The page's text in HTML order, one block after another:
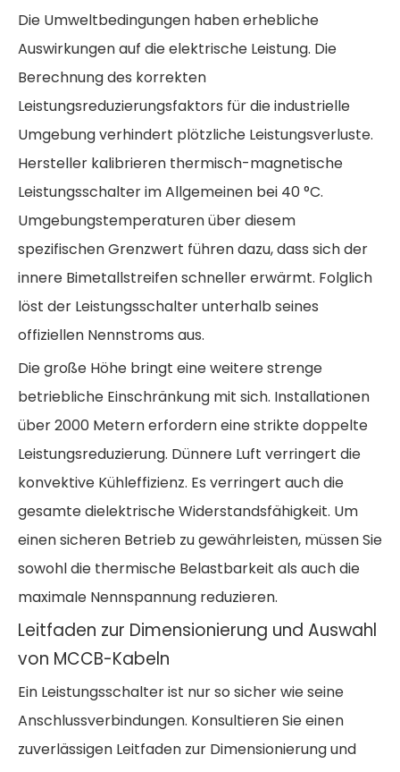
Die Umweltbedingungen haben erhebliche
Auswirkungen auf die elektrische Leistung. Die
Berechnung des korrekten
Leistungsreduzierungsfaktors für die industrielle
Umgebungverhindert plötzliche Leistungsverluste.
Hersteller kalibrieren thermisch-magnetische
Leistungsschalter im Allgemeinen bei 40 °C.
Umgebungstemperaturen über diesem
spezifischen Grenzwert führen dazu, dass sich der
innere Bimetallstreifen schneller erwärmt. Folglich
löst der Leistungsschalter unterhalb seines
offiziellen Nennstroms aus.
Die große Höhe bringt eine weitere strenge
betriebliche Einschränkung mit sich. Installationen
über 2000 Metern erfordern eine strikte doppelte
Leistungsreduzierung. Dünnere Luft verringert die
konvektive Kühleffizienz. Es verringert auch die
gesamte dielektrische Widerstandsfähigkeit. Um
einen sicheren Betrieb zu gewährleisten, müssen Sie
sowohl die thermische Belastbarkeit als auch die
maximale Nennspannung reduzieren.
Leitfaden zur Dimensionierung und Auswahl
von MCCB-Kabeln
Ein Leistungsschalter ist nur so sicher wie seine
Anschlussverbindungen. Konsultieren Sie einen
zuverlässigen Leitfaden zur Dimensionierung und